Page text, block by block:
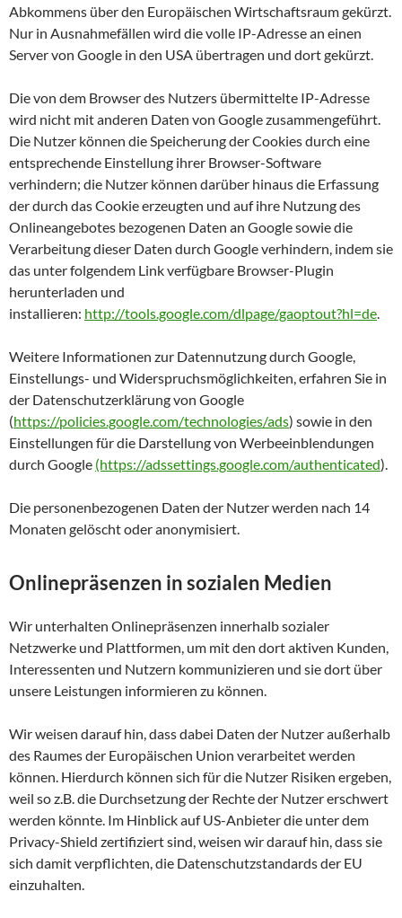
Abkommens über den Europäischen Wirtschaftsraum gekürzt.
Nur in Ausnahmefällen wird die volle IP-Adresse an einen
Server von Google in den USA übertragen und dort gekürzt.
Die von dem Browser des Nutzers übermittelte IP-Adresse
wird nicht mit anderen Daten von Google zusammengeführt.
Die Nutzer können die Speicherung der Cookies durch eine
entsprechende Einstellung ihrer Browser-Software
verhindern; die Nutzer können darüber hinaus die Erfassung
der durch das Cookie erzeugten und auf ihre Nutzung des
Onlineangebotes bezogenen Daten an Google sowie die
Verarbeitung dieser Daten durch Google verhindern, indem sie
das unter folgendem Link verfügbare Browser-Plugin
herunterladen und
installieren: http://tools.google.com/dlpage/gaoptout?hl=de.
Weitere Informationen zur Datennutzung durch Google,
Einstellungs- und Widerspruchsmöglichkeiten, erfahren Sie in
der Datenschutzerklärung von Google
(https://policies.google.com/technologies/ads) sowie in den
Einstellungen für die Darstellung von Werbeeinblendungen
durch Google (https://adssettings.google.com/authenticated).
Die personenbezogenen Daten der Nutzer werden nach 14
Monaten gelöscht oder anonymisiert.
Onlinepräsenzen in sozialen Medien
Wir unterhalten Onlinepräsenzen innerhalb sozialer
Netzwerke und Plattformen, um mit den dort aktiven Kunden,
Interessenten und Nutzern kommunizieren und sie dort über
unsere Leistungen informieren zu können.
Wir weisen darauf hin, dass dabei Daten der Nutzer außerhalb
des Raumes der Europäischen Union verarbeitet werden
können. Hierdurch können sich für die Nutzer Risiken ergeben,
weil so z.B. die Durchsetzung der Rechte der Nutzer erschwert
werden könnte. Im Hinblick auf US-Anbieter die unter dem
Privacy-Shield zertifiziert sind, weisen wir darauf hin, dass sie
sich damit verpflichten, die Datenschutzstandards der EU
einzuhalten.